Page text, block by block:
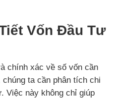
Vốn Đầu Tư
chính xác về số vốn cần
ta cần phân tích chi
Việc này không chỉ giúp